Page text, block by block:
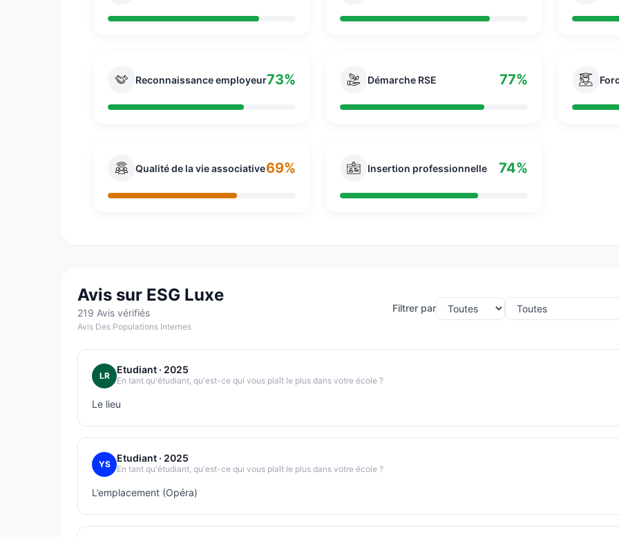
Reconnaissance employeur73% Démarche RSE 77%
Qualité de la vie associative69% Insertion professionnelle 74%
Avis sur ESG Luxe
219 Avis vérifiés
Avis Des Populations Internes
Filtrer par
LR
Etudiant · 2025
En tant qu'étudiant, qu'est-ce qui vous plaît le plus dans votre école ?
Le lieu
YS
Etudiant · 2025
En tant qu'étudiant, qu'est-ce qui vous plaît le plus dans votre école ?
L’emplacement (Opéra)